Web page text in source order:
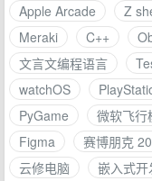
Apple Arcade
Z
Meraki
C++
文言文编程语言
watchOS
PyGame
微软飞行
Figma
赛博朋克
云修电脑
嵌入式开